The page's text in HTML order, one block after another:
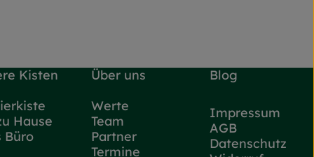
Kisten
Hause
Büro
Über uns
Werte
Team
Partner
Termine
Blog
Impressum
AGB
Datenschutz